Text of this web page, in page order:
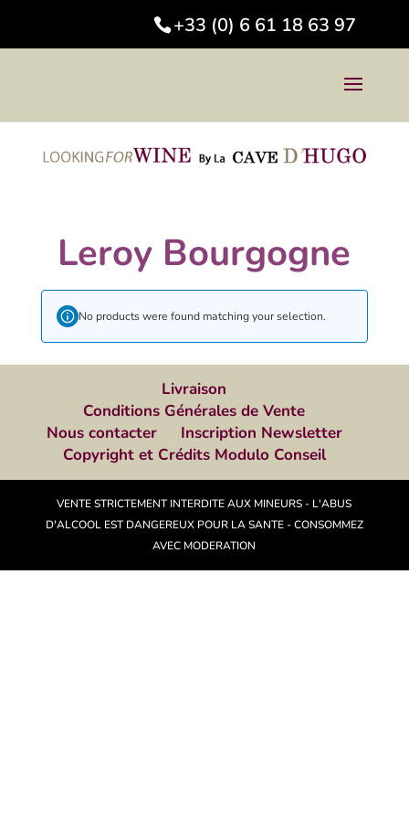
+33 (0) 6 61 18 63 97
Leroy Bourgogne
No products were found matching your selection.
Livraison
Conditions Générales de Vente
Nous contacter
Inscription Newsletter
Copyright et Crédits Modulo Conseil
VENTE STRICTEMENT INTERDITE AUX MINEURS - L'ABUS
D'ALCOOL EST DANGEREUX POUR LA SANTE - CONSOMMEZ
AVEC MODERATION